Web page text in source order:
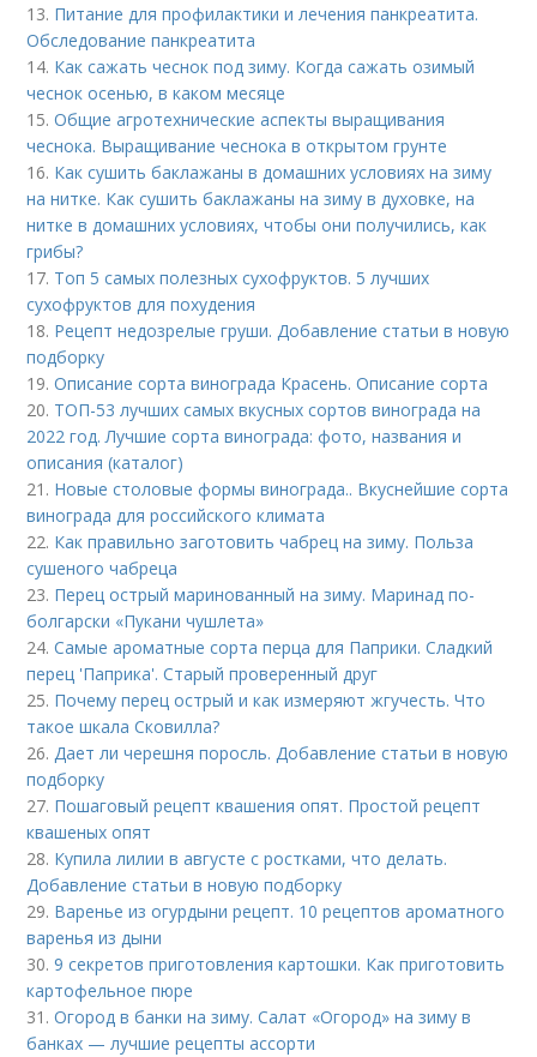
13. Питание для профилактики и лечения панкреатита.
Обследование панкреатита
14. Как сажать чеснок под зиму. Когда сажать озимый
чеснок осенью, в каком месяце
15.Общие агротехнические аспекты выращивания
чеснока. Выращивание чеснока в открытом грунте
16. Как сушить баклажаны в домашних условиях на зиму
на нитке. Как сушить баклажаны на зиму в духовке, на
нитке в домашних условиях, чтобы они получились, как
грибы?
17. Топ 5 самых полезных сухофруктов. 5 лучших
сухофруктов для похудения
18. Рецепт недозрелые груши. Добавление статьи в новую
подборку
19.Описание сорта винограда Красень. Описание сорта
20. ТОП-53 лучших самых вкусных сортов винограда на
2022 год. Лучшие сорта винограда: фото, названия и
описания (каталог)
21. Новые столовые формы винограда.. Вкуснейшие сорта
винограда для российского климата
22. Как правильно заготовить чабрец на зиму. Польза
сушеного чабреца
23. Перец острый маринованный на зиму. Маринад по-
болгарски «Пукани чушлета»
24.Самые ароматные сорта перца для Паприки. Сладкий
перец 'Паприка'. Старый проверенный друг
25. Почему перец острый и как измеряют жгучесть. Что
такое шкала Сковилла?
26.Дает ли черешня поросль. Добавление статьи в новую
подборку
27. Пошаговый рецепт квашения опят. Простой рецепт
квашеных опят
28. Купила лилии в августе с ростками, что делать.
Добавление статьи в новую подборку
29. Варенье из огурдыни рецепт. 10 рецептов ароматного
варенья из дыни
30.9 секретов приготовления картошки. Как приготовить
картофельное пюре
31.Огород в банки на зиму. Салат «Огород» на зиму в
банках — лучшие рецепты ассорти